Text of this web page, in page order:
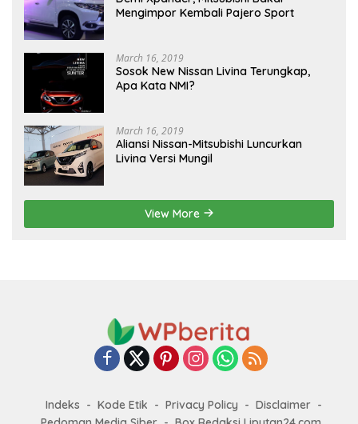
Mengimpor Kembali Pajero Sport
March 16, 2019
Sosok New Nissan Livina Terungkap,
Apa Kata NMI?
March 16, 2019
Aliansi Nissan-Mitsubishi Luncurkan
Livina Versi Mungil
View More
Indeks Kode Etik Privacy Policy
Disclaimer